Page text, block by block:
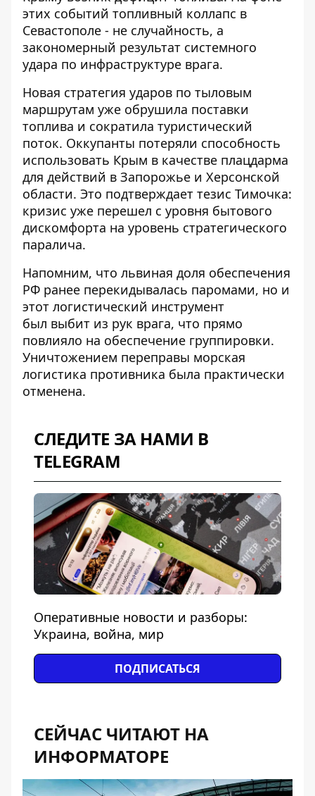
этих событий топливный коллапс в
Севастополе - не случайность, а
закономерный результат системного
удара по инфраструктуре врага.
Новая стратегия ударов по тыловым
маршрутам уже обрушила поставки
топлива и сократила туристический
поток. Оккупанты потеряли способность
использовать Крым в качестве плацдарма
для действий в Запорожье и Херсонской
области. Это подтверждает тезис Тимочка:
кризис уже перешел с уровня бытового
дискомфорта на уровень стратегического
паралича.
Напомним, что львиная доля обеспечения
РФ ранее перекидывалась паромами, но и
этот логистический инструмент
был выбит из рук врага, что прямо
повлияло на обеспечение группировки.
Уничтожением переправы морская
логистика противника была практически
отменена.
СЛЕДИТЕ ЗА НАМИ В
TELEGRAM
Оперативные новости и разборы:
Украина, война, мир
ПОДПИСАТЬСЯ
СЕЙЧАС ЧИТАЮТ НА
ИНФОРМАТОРЕ